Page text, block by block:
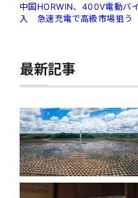
中国HORWIN、400V電動バ
入 急速充電で高級市場狙う
最新記事